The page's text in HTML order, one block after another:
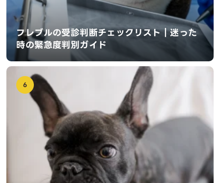
フレブルの受診判断チェックリスト｜迷った
時の緊急度判別ガイド
6